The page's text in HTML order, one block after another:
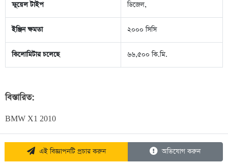
ফুয়েল টাইপ ডিজেল,
ইঞ্জিন ক্ষমতা ২০০০ সিসি
কিলোমিটার চলেছে ৬৬,৫০০ কি.মি.
বিস্তারিত:
BMW X1 2010
এই বিজ্ঞাপনটি প্রচার করুন অভিযোগ করুন